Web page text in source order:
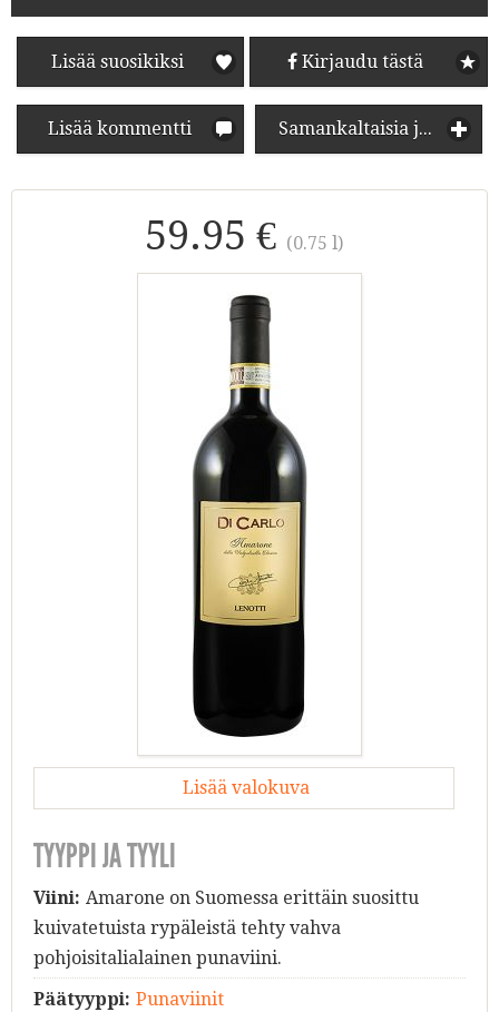
Lisää suosikiksi Kirjaudu tästä
Lisää kommentti Samankaltaisia juomia
59.95 € (0.75 l)
Lisää valokuva
TYYPPI JA TYYLI
Viini: Amarone on Suomessa erittäin suosittu
kuivatetuista rypäleistä tehty vahva
pohjoisitalialainen punaviini.
Päätyyppi: Punaviinit